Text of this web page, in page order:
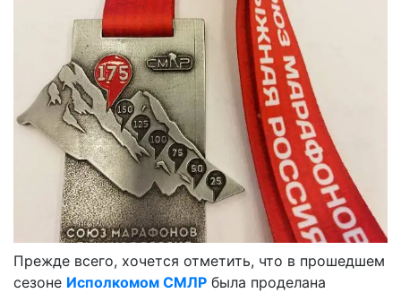
Прежде всего, хочется отметить, что в прошедшем
сезоне Исполкомом СМЛР была проделана